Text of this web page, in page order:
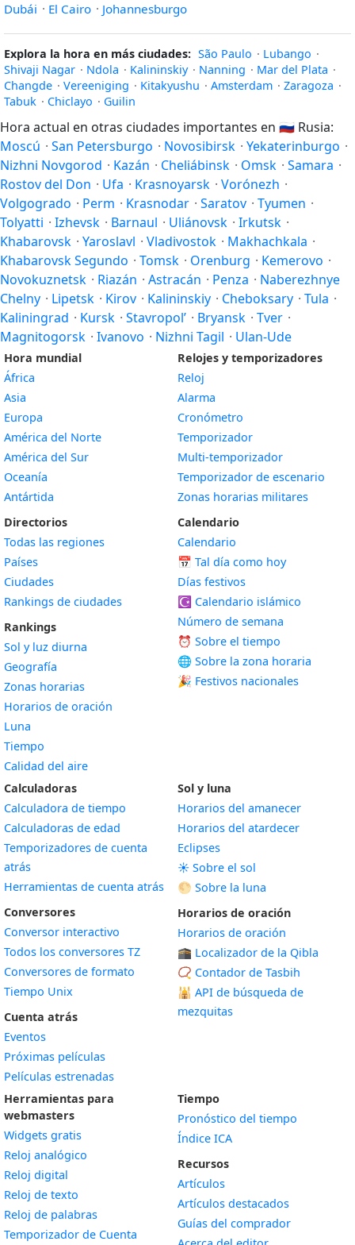
Dubái · El Cairo · Johannesburgo
Explora la hora en más ciudades: São Paulo · Lubango ·
Shivaji Nagar · Ndola · Kalininskiy · Nanning · Mar del Plata ·
Changde · Vereeniging · Kitakyushu · Amsterdam · Zaragoza ·
Tabuk · Chiclayo · Guilin
Hora actual en otras ciudades importantes en 🇷🇺 Rusia:
Moscú · San Petersburgo · Novosibirsk · Yekaterinburgo ·
Nizhni Novgorod · Kazán · Cheliábinsk · Omsk · Samara ·
Rostov del Don · Ufa · Krasnoyarsk · Vorónezh ·
Volgogrado · Perm · Krasnodar · Saratov · Tyumen ·
Tolyatti · Izhevsk · Barnaul · Uliánovsk · Irkutsk ·
Khabarovsk · Yaroslavl · Vladivostok · Makhachkala ·
Khabarovsk Segundo · Tomsk · Orenburg · Kemerovo ·
Novokuznetsk · Riazán · Astracán · Penza · Naberezhnye
Chelny · Lipetsk · Kirov · Kalininskiy · Cheboksary · Tula ·
Kaliningrad · Kursk · Stavropol’ · Bryansk · Tver ·
Magnitogorsk · Ivanovo · Nizhni Tagil · Ulan-Ude
Hora mundial
África
Asia
Europa
América del Norte
América del Sur
Oceanía
Antártida
Directorios
Todas las regiones
Países
Ciudades
Rankings de ciudades
Rankings
Sol y luz diurna
Geografía
Zonas horarias
Horarios de oración
Luna
Tiempo
Calidad del aire
Relojes y temporizadores
Reloj
Alarma
Cronómetro
Temporizador
Multi-temporizador
Temporizador de escenario
Zonas horarias militares
Calendario
Calendario
📅 Tal día como hoy
Días festivos
☪️ Calendario islámico
Número de semana
⏰ Sobre el tiempo
🌐 Sobre la zona horaria
🎉 Festivos nacionales
Calculadoras
Calculadora de tiempo
Calculadoras de edad
Temporizadores de cuenta
atrás
Herramientas de cuenta atrás
Conversores
Conversor interactivo
Todos los conversores TZ
Conversores de formato
Tiempo Unix
Cuenta atrás
Eventos
Próximas películas
Películas estrenadas
Sol y luna
Horarios del amanecer
Horarios del atardecer
Eclipses
☀️ Sobre el sol
🌕 Sobre la luna
Horarios de oración
Horarios de oración
🕋 Localizador de la Qibla
📿 Contador de Tasbih
🕌 API de búsqueda de
mezquitas
Herramientas para
webmasters
Widgets gratis
Reloj analógico
Reloj digital
Reloj de texto
Reloj de palabras
Temporizador de Cuenta
Tiempo
Pronóstico del tiempo
Índice ICA
Recursos
Artículos
Artículos destacados
Guías del comprador